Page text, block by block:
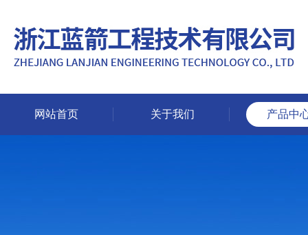
网站首页 关于我们 产品中